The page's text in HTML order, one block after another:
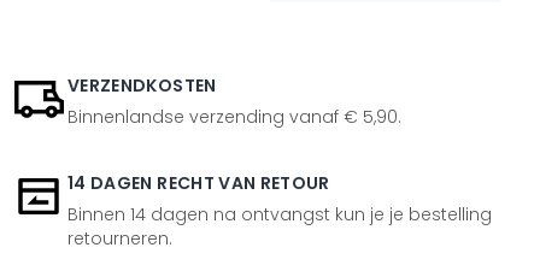
VERZENDKOSTEN
Binnenlandse verzending vanaf € 5,90.
14 DAGEN RECHT VAN RETOUR
Binnen 14 dagen na ontvangst kun je je bestelling
retourneren.